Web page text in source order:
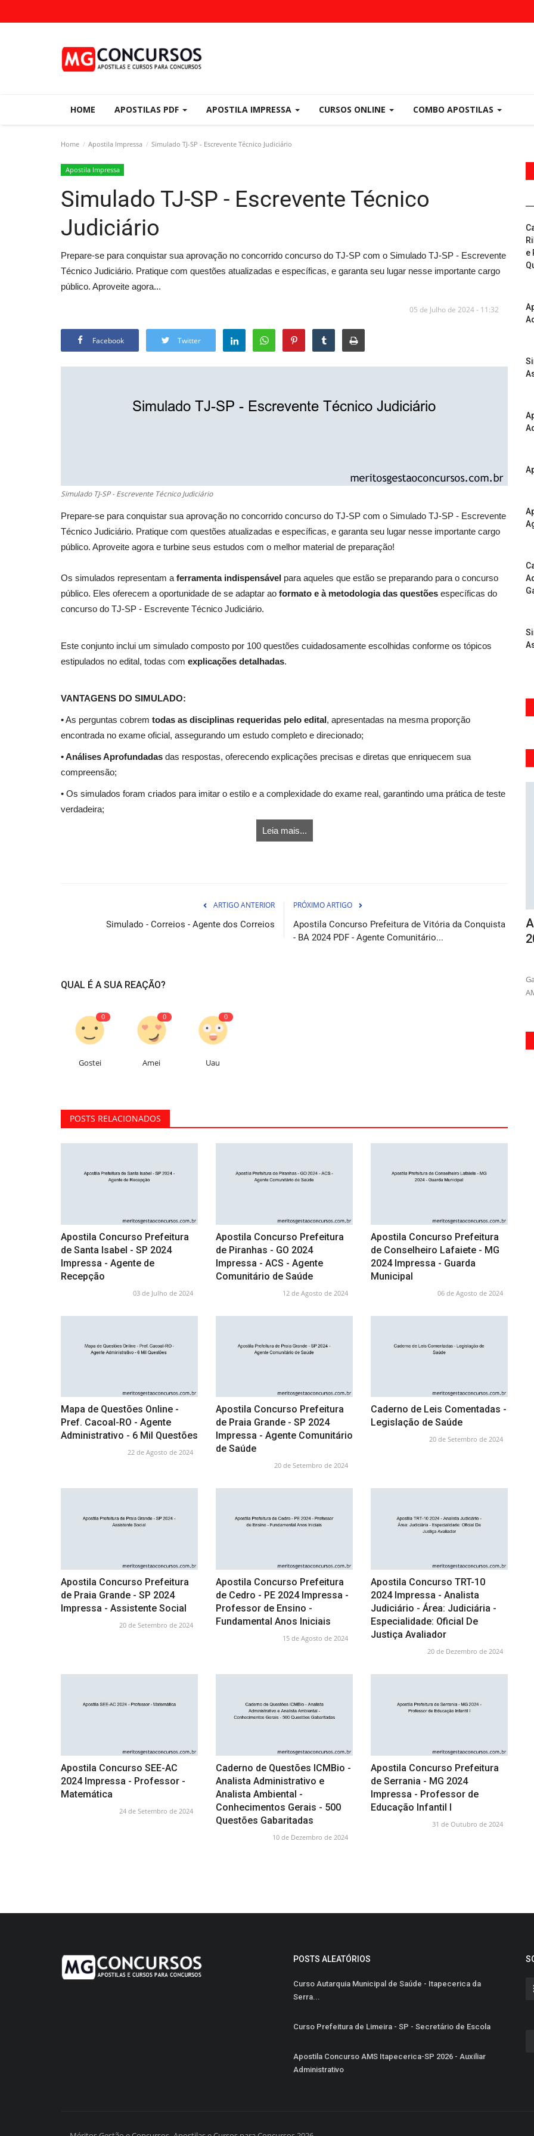
HOME APOSTILAS PDF APOSTILA IMPRESSA CURSOS ONLINE COMBO APOSTILAS
Home Apostila Impressa Simulado TJ-SP - Escrevente Técnico Judiciário
Apostila Impressa
Simulado TJ-SP - Escrevente Técnico
Judiciário
Prepare-se para conquistar sua aprovação no concorrido concurso do TJ-SP com o Simulado TJ-SP - Escrevente
Técnico Judiciário. Pratique com questões atualizadas e específicas, e garanta seu lugar nesse importante cargo
público. Aproveite agora...
05 de Julho de 2024 - 11:32
Facebook Twitter
Simulado TJ-SP - Escrevente Técnico Judiciário
Prepare-se para conquistar sua aprovação no concorrido concurso do TJ-SP com o Simulado TJ-SP - Escrevente
Técnico Judiciário. Pratique com questões atualizadas e específicas, e garanta seu lugar nesse importante cargo
público. Aproveite agora e turbine seus estudos com o melhor material de preparação!
Os simulados representam a ferramenta indispensável para aqueles que estão se preparando para o concurso
público. Eles oferecem a oportunidade de se adaptar ao formato e à metodologia das questões específicas do
concurso do TJ-SP - Escrevente Técnico Judiciário.
Este conjunto inclui um simulado composto por 100 questões cuidadosamente escolhidas conforme os tópicos
estipulados no edital, todas com explicações detalhadas.
VANTAGENS DO SIMULADO:
• As perguntas cobrem todas as disciplinas requeridas pelo edital, apresentadas na mesma proporção
encontrada no exame oficial, assegurando um estudo completo e direcionado;
• Análises Aprofundadas das respostas, oferecendo explicações precisas e diretas que enriquecem sua
compreensão;
• Os simulados foram criados para imitar o estilo e a complexidade do exame real, garantindo uma prática de teste
verdadeira;
Leia mais...
ARTIGO ANTERIOR
Simulado - Correios - Agente dos Correios
PRÓXIMO ARTIGO
Apostila Concurso Prefeitura de Vitória da Conquista
- BA 2024 PDF - Agente Comunitário...
QUAL É A SUA REAÇÃO?
0
Gostei
0
Amei
0
Uau
POSTS RELACIONADOS
Apostila Concurso Prefeitura
de Santa Isabel - SP 2024
Impressa - Agente de
Recepção
03 de Julho de 2024
Apostila Concurso Prefeitura
de Piranhas - GO 2024
Impressa - ACS - Agente
Comunitário de Saúde
12 de Agosto de 2024
Apostila Concurso Prefeitura
de Conselheiro Lafaiete - MG
2024 Impressa - Guarda
Municipal
06 de Agosto de 2024
Mapa de Questões Online -
Pref. Cacoal-RO - Agente
Administrativo - 6 Mil Questões
22 de Agosto de 2024
Apostila Concurso Prefeitura
de Praia Grande - SP 2024
Impressa - Agente Comunitário
de Saúde
20 de Setembro de 2024
Caderno de Leis Comentadas -
Legislação de Saúde
20 de Setembro de 2024
Apostila Concurso Prefeitura
de Praia Grande - SP 2024
Impressa - Assistente Social
20 de Setembro de 2024
Apostila Concurso Prefeitura
de Cedro - PE 2024 Impressa -
Professor de Ensino -
Fundamental Anos Iniciais
15 de Agosto de 2024
Apostila Concurso TRT-10
2024 Impressa - Analista
Judiciário - Área: Judiciária -
Especialidade: Oficial De
Justiça Avaliador
20 de Dezembro de 2024
Apostila Concurso SEE-AC
2024 Impressa - Professor -
Matemática
24 de Setembro de 2024
Caderno de Questões ICMBio -
Analista Administrativo e
Analista Ambiental -
Conhecimentos Gerais - 500
Questões Gabaritadas
10 de Dezembro de 2024
Apostila Concurso Prefeitura
de Serrania - MG 2024
Impressa - Professor de
Educação Infantil I
31 de Outubro de 2024
e
Apostila Concurso Prefeitura de
Prepare-se para conquistar a sua vaga na Prefeitura de
Ilhabela - SP como Coordenador...
Apostila Concurso AMS Itapecerica-SP
2026 - Assistente...
POSTS ALEATÓRIOS
Curso Autarquia Municipal de Saúde - Itapecerica da
Serra...
Curso Prefeitura de Limeira - SP - Secretário de Escola
Apostila Concurso AMS Itapecerica-SP 2026 - Auxiliar
Administrativo